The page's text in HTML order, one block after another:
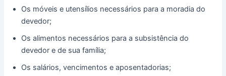
Os móveis e utensílios necessários para a moradia do
devedor;
Os alimentos necessários para a subsistência do
devedor e de sua família;
Os salários, vencimentos e aposentadorias;